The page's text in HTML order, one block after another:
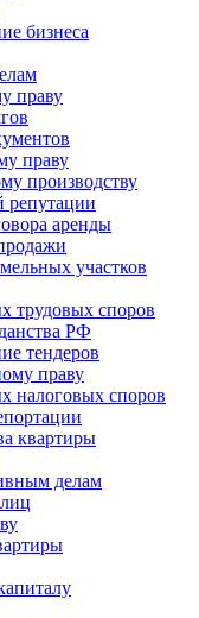
бизнеса
праву
праву
производству
репутации
аренды
участков
трудовых споров
РФ
тендеров
праву
налоговых споров
квартиры
делам